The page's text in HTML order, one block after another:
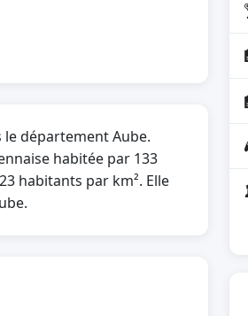
le département Aube.
habitée par 133
habitants par km². Elle